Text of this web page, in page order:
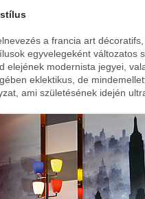
a francia art
egyvelegeként változatos
elejének modernista jegyei,
eklektikus, de
ami születésének idején